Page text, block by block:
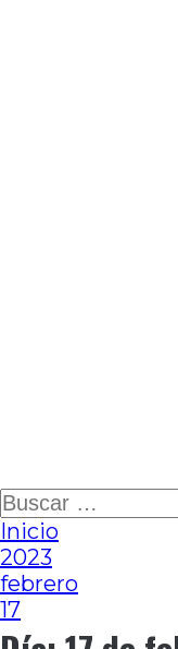
Ir
al
contenido
Buscar:
Inicio
2023
febrero
17